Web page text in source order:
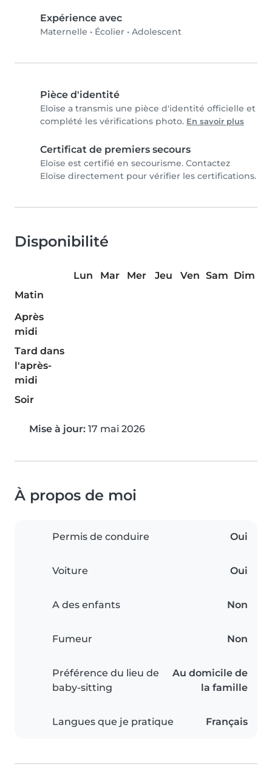
Expérience avec
Maternelle • Écolier • Adolescent
Pièce d'identité
Eloïse a transmis une pièce d'identité officielle et
complété les vérifications photo. En savoir plus
Certificat de premiers secours
Eloïse est certifié en secourisme. Contactez
Eloïse directement pour vérifier les certifications.
Disponibilité
Lun Mar Mer Jeu Ven Sam Dim
Matin
Après
midi
Tard dans
l'après-
midi
Soir
Mise à jour: 17 mai 2026
À propos de moi
Permis de conduire Oui
Voiture Oui
A des enfants Non
Fumeur Non
Préférence du lieu de
baby-sitting
Au domicile de
la famille
Langues que je pratique Français